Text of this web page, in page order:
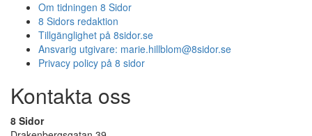
Om tidningen 8 Sidor
8 Sidors redaktion
Tillgänglighet på 8sidor.se
Ansvarig utgivare: marie.hillblom@8sidor.se
Privacy policy på 8 sidor
Kontakta oss
8 Sidor